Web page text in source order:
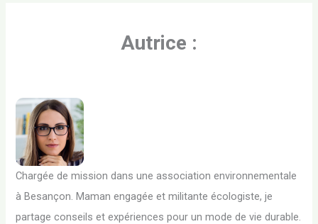
Autrice :
Chargée de mission dans une association environnementale
à Besançon. Maman engagée et militante écologiste, je
partage conseils et expériences pour un mode de vie durable.